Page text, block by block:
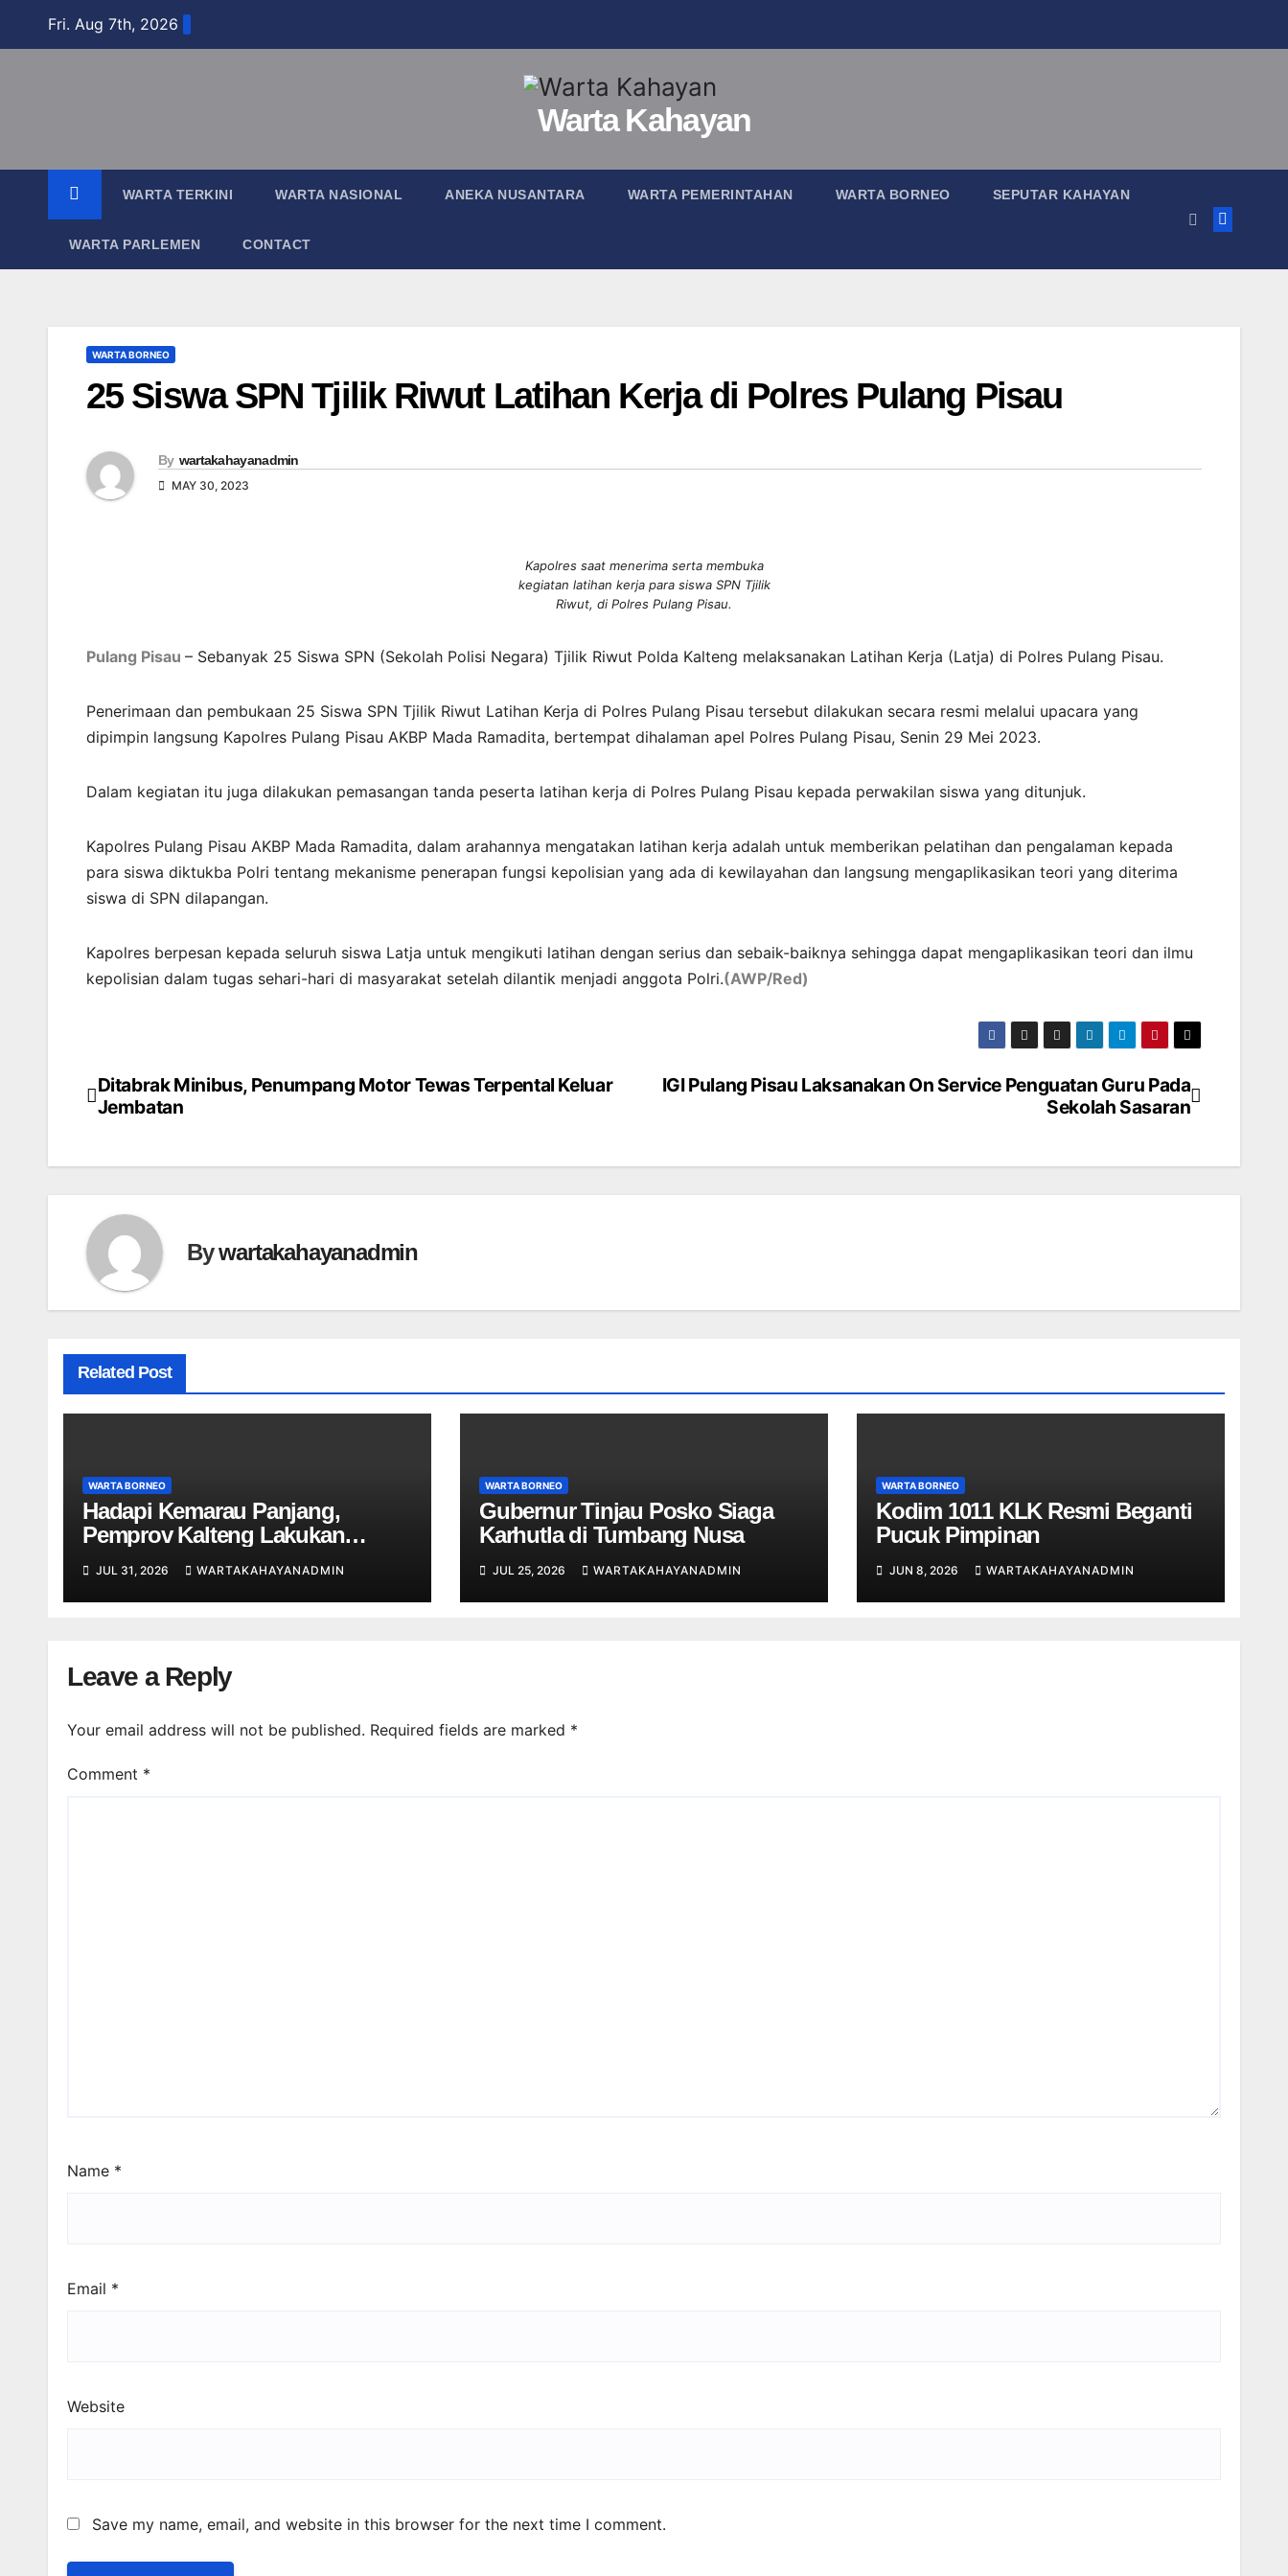
Fri. Aug 7th, 2026
Warta Kahayan
WARTA TERKINI WARTA NASIONAL ANEKA NUSANTARA WARTA PEMERINTAHAN WARTA BORNEO SEPUTAR KAHAYAN
WARTA PARLEMEN CONTACT
WARTA BORNEO
25 Siswa SPN Tjilik Riwut Latihan Kerja di Polres Pulang Pisau
By wartakahayanadmin
MAY 30, 2023
Kapolres saat menerima serta membuka
kegiatan latihan kerja para siswa SPN Tjilik
Riwut, di Polres Pulang Pisau.
Pulang Pisau – Sebanyak 25 Siswa SPN (Sekolah Polisi Negara) Tjilik Riwut Polda Kalteng melaksanakan Latihan Kerja (Latja) di Polres Pulang Pisau.
Penerimaan dan pembukaan 25 Siswa SPN Tjilik Riwut Latihan Kerja di Polres Pulang Pisau tersebut dilakukan secara resmi melalui upacara yang
dipimpin langsung Kapolres Pulang Pisau AKBP Mada Ramadita, bertempat dihalaman apel Polres Pulang Pisau, Senin 29 Mei 2023.
Dalam kegiatan itu juga dilakukan pemasangan tanda peserta latihan kerja di Polres Pulang Pisau kepada perwakilan siswa yang ditunjuk.
Kapolres Pulang Pisau AKBP Mada Ramadita, dalam arahannya mengatakan latihan kerja adalah untuk memberikan pelatihan dan pengalaman kepada
para siswa diktukba Polri tentang mekanisme penerapan fungsi kepolisian yang ada di kewilayahan dan langsung mengaplikasikan teori yang diterima
siswa di SPN dilapangan.
Kapolres berpesan kepada seluruh siswa Latja untuk mengikuti latihan dengan serius dan sebaik-baiknya sehingga dapat mengaplikasikan teori dan ilmu
kepolisian dalam tugas sehari-hari di masyarakat setelah dilantik menjadi anggota Polri.(AWP/Red)
Post
IGI Pulang Pisau Laksanakan On Service Penguatan Guru Pada
Sekolah Sasaran
Ditabrak Minibus, Penumpang Motor Tewas Terpental Keluar
Jembatan
Bywartakahayanadmin
Related Post
WARTA BORNEO
Hadapi Kemarau Panjang,
Pemprov Kalteng Lakukan
Karhutla
JUL 31, 2026 WARTAKAHAYANADMIN
WARTA BORNEO
Gubernur Tinjau Posko Siaga
Karhutla di Tumbang Nusa
JUL 25, 2026 WARTAKAHAYANADMIN
WARTA BORNEO
Kodim 1011 KLK Resmi Beganti
Pucuk Pimpinan
JUN 8, 2026 WARTAKAHAYANADMIN
Leave a Reply
Your email address will not be published. Required fields are marked *
Comment *
Name *
Email *
Website
Save my name, email, and website in this browser for the next time I comment.